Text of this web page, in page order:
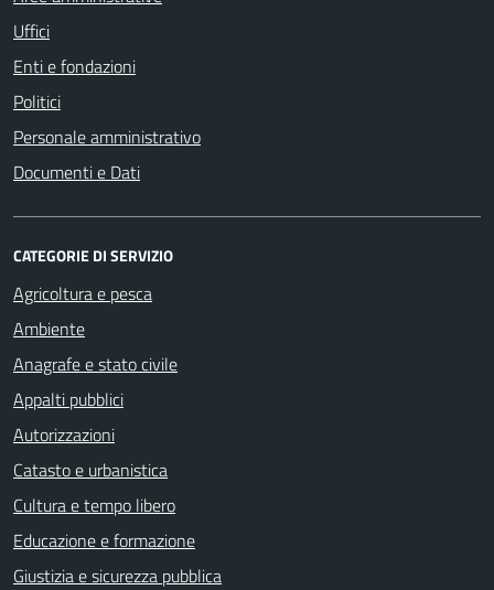
Uffici
Enti e fondazioni
Politici
Personale amministrativo
Documenti e Dati
CATEGORIE DI SERVIZIO
Agricoltura e pesca
Ambiente
Anagrafe e stato civile
Appalti pubblici
Autorizzazioni
Catasto e urbanistica
Cultura e tempo libero
Educazione e formazione
Giustizia e sicurezza pubblica